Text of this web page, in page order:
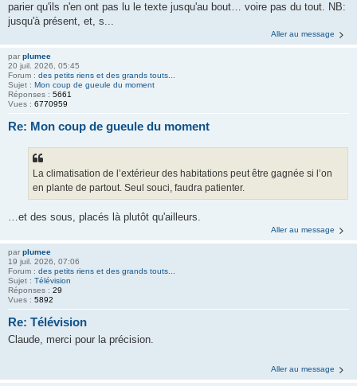
parier qu'ils n'en ont pas lu le texte jusqu'au bout… voire pas du tout. NB:
jusqu'à présent, et, s...
Aller au message
par plumee
20 juil. 2026, 05:45
Forum : des petits riens et des grands touts...
Sujet : Mon coup de gueule du moment
Réponses : 5661
Vues : 6770959
Re: Mon coup de gueule du moment
La climatisation de l’extérieur des habitations peut être gagnée si l’on
en plante de partout. Seul souci, faudra patienter.
…et des sous, placés là plutôt qu'ailleurs.
Aller au message
par plumee
19 juil. 2026, 07:06
Forum : des petits riens et des grands touts...
Sujet : Télévision
Réponses : 29
Vues : 5892
Re: Télévision
Claude, merci pour la précision.
Aller au message